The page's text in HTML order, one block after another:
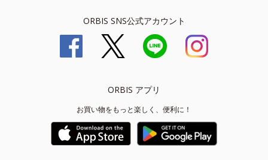
ORBIS SNS公式アカウント
ORBIS アプリ
お買い物をもっと楽しく、便利に！